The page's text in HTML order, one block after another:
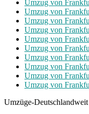
Umzug von
Umzug von
Umzug von
Umzug von
Umzug von
Umzug von
Umzug von
Umzug von
Umzug von
Umzug von
Umzüge-Deutschlandweit